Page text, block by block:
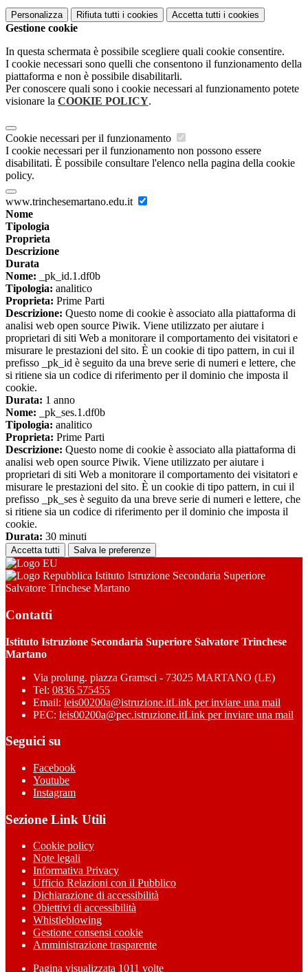
Personalizza Rifiuta tutti i cookies Accetta tutti i cookies
Gestione cookie
In questa schermata è possibile scegliere quali cookie consentire.
I cookie necessari sono quelli che consentono il funzionamento della
piattaforma e non è possibile disabilitarli.
Per conoscere quali sono i cookie necessari al funzionamento potete
visionare la COOKIE POLICY.
Cookie necessari per il funzionamento
I cookie necessari per il funzionamento non possono essere
disabilitati. È possibile consultare l'elenco nella pagina della cookie
policy.
www.trinchesemartano.edu.it
Nome
Tipologia
Proprieta
Descrizione
Durata
Nome: _pk_id.1.df0b
Tipologia: analitico
Proprieta: Prime Parti
Descrizione: Questo nome di cookie è associato alla piattaforma di
analisi web open source Piwik. Viene utilizzato per aiutare i
proprietari di siti Web a monitorare il comportamento dei visitatori e
misurare le prestazioni del sito. È un cookie di tipo pattern, in cui il
prefisso _pk_id è seguito da una breve serie di numeri e lettere, che
si ritiene sia un codice di riferimento per il dominio che imposta il
cookie.
Durata: 1 anno
Nome: _pk_ses.1.df0b
Tipologia: analitico
Proprieta: Prime Parti
Descrizione: Questo nome di cookie è associato alla piattaforma di
analisi web open source Piwik. Viene utilizzato per aiutare i
proprietari di siti Web a monitorare il comportamento dei visitatori e
misurare le prestazioni del sito. È un cookie di tipo pattern, in cui il
prefisso _pk_ses è seguito da una breve serie di numeri e lettere, che
si ritiene sia un codice di riferimento per il dominio che imposta il
cookie.
Durata: 30 minuti
Accetta tutti Salva le preferenze
Istituto Istruzione Secondaria Superiore
Salvatore Trinchese Martano
Contatti
Istituto Istruzione Secondaria Superiore Salvatore Trinchese
Martano
Via prolung. piazza Gramsci - 73025 MARTANO (LE)
Tel: 0836 575455
Email: leis00200a@istruzione.itLink per inviare una mail
PEC: leis00200a@pec.istruzione.itLink per inviare una mail
Seguici su
Facebook
Youtube
Instagram
Sezione Link Utili
Cookie policy
Note legali
Informativa Privacy
Ufficio Relazioni con il Pubblico
Dichiarazione di accessibilità
Obiettivi di accessibilità
Whistleblowing
Gestione consensi cookie
Amministrazione trasparente
Pagina visualizzata 1011 volte